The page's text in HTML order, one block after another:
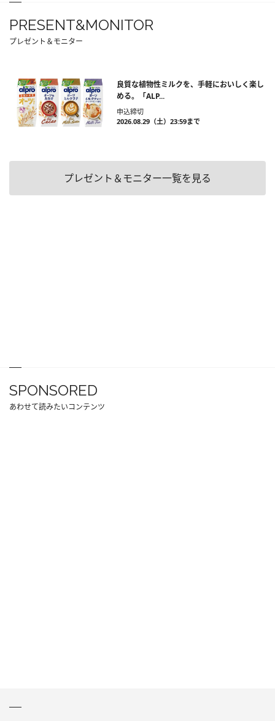
PRESENT&MONITOR
プレゼント＆モニター
良質な植物性ミルクを、手軽においしく楽し
める。「ALP...
申込締切
2026.08.29（土）23:59まで
プレゼント＆モニター一覧を見る
SPONSORED
あわせて読みたいコンテンツ